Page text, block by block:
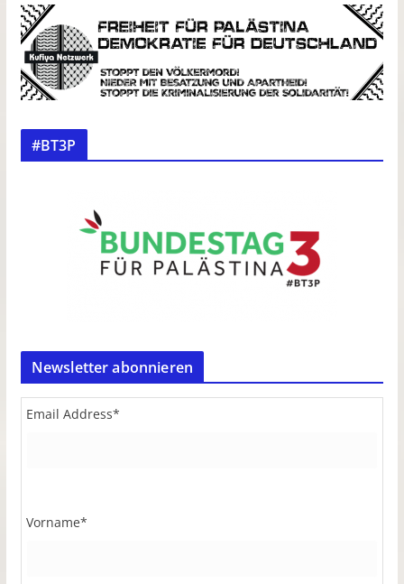
#BT3P
Newsletter abonnieren
Email Address*
Vorname*